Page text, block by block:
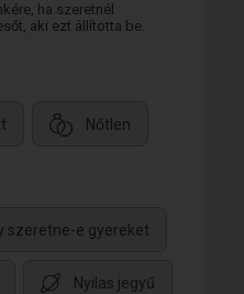
ha szeretnél
aki ezt állította be.
Nőtlen
szeretne-e gyereket
Nyilas jegyű